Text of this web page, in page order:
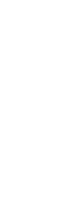
trần
rẻ
Btu/h